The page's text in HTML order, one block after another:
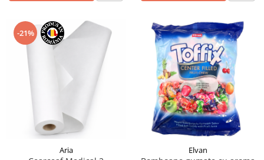
-21%
Aria Elvan